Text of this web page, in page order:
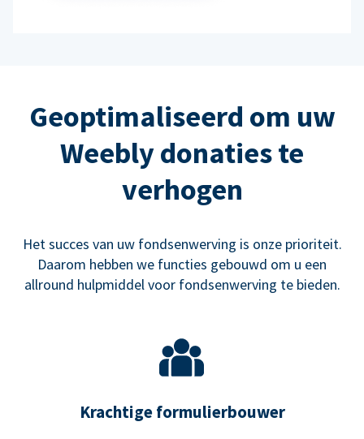
Geoptimaliseerd om uw
Weebly donaties te
verhogen
Het succes van uw fondsenwerving is onze prioriteit.
Daarom hebben we functies gebouwd om u een
allround hulpmiddel voor fondsenwerving te bieden.
Krachtige formulierbouwer